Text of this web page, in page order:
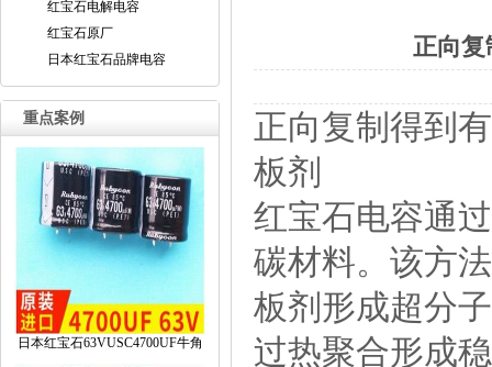
红宝石电解电容
红宝石原厂
日本红宝石品牌电容
重点案例
日本红宝石63VUSC4700UF牛角
正向复
正向复制得到
板剂
红宝石电容通
碳材料。该方
板剂形成超分
过热聚合形成